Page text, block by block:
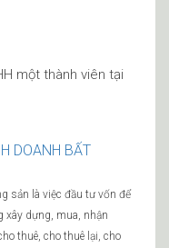
một thành viên tại
DOANH BẤT
sản là việc đầu tư vốn để
xây dựng, mua, nhận
thuê, cho thuê lại, cho